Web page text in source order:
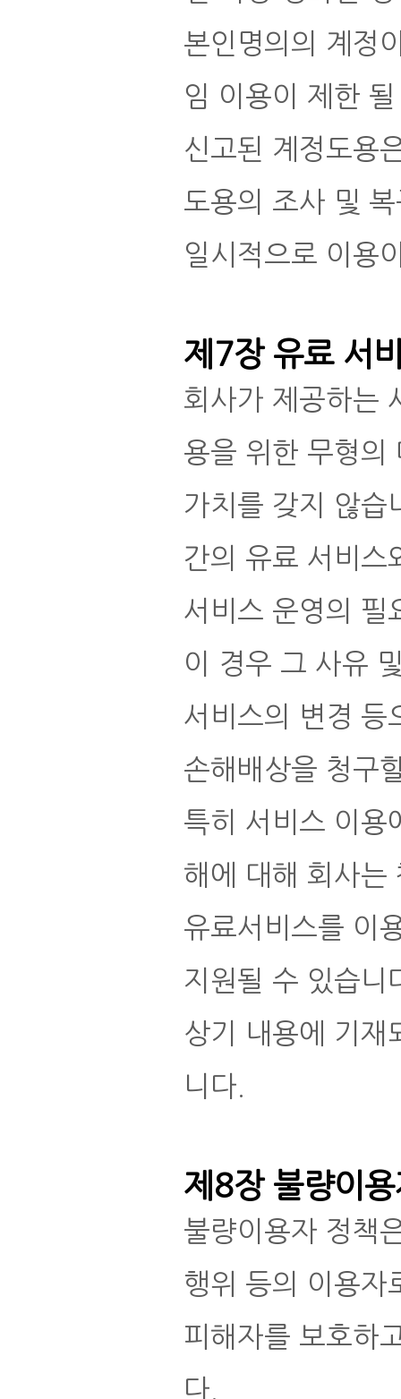
본인명의의 계정
임 이용이 제한
신고된 계정도용
도용의 조사 및
일시적으로 이용
제7장 유료 서
회사가 제공하는
용을 위한 무형의
가치를 갖지 않습
간의 유료 서비스
서비스 운영의 필
이 경우 그 사유
서비스의 변경 등
손해배상을 청구
특히 서비스 이용
해에 대해 회사는
유료서비스를 이
지원될 수 있습니
상기 내용에 기재
니다.
제8장 불량이
불량이용자 정책
행위 등의 이용자
피해자를 보호하
다.